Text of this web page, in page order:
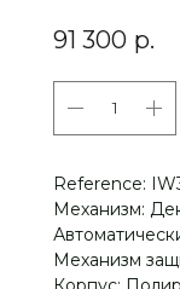
91 300 р.
Reference:
Механизм:
Механизм